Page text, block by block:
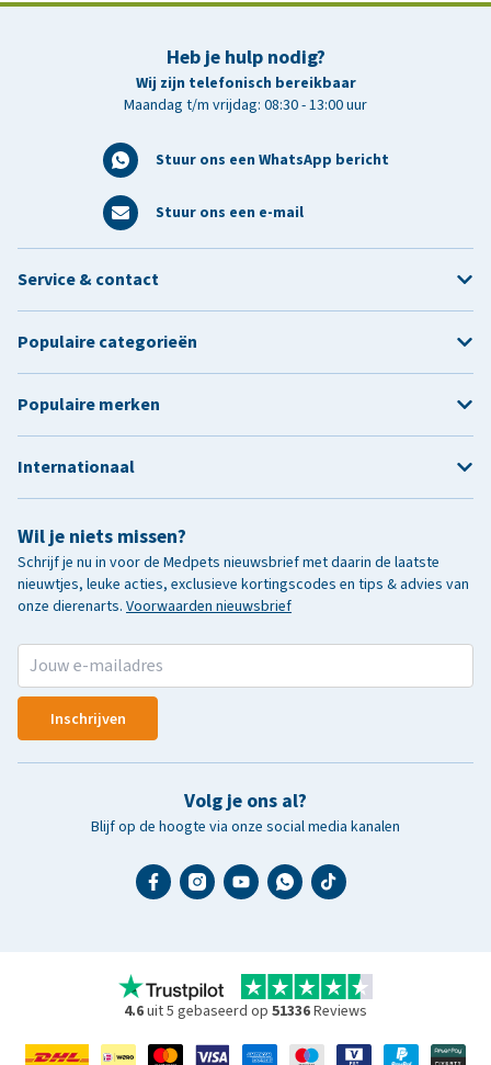
Heb je hulp nodig?
Wij zijn telefonisch bereikbaar
Maandag t/m vrijdag: 08:30 - 13:00 uur
Stuur ons een WhatsApp bericht
Stuur ons een e-mail
Wil je niets missen?
Schrijf je nu in voor de Medpets nieuwsbrief met daarin de laatste
nieuwtjes, leuke acties, exclusieve kortingscodes en tips & advies van
onze dierenarts. Voorwaarden nieuwsbrief
Inschrijven
Volg je ons al?
Blijf op de hoogte via onze social media kanalen
Service & contact
Populaire categorieën
Populaire merken
Internationaal
4.6uit 5 gebaseerd op 51336Reviews